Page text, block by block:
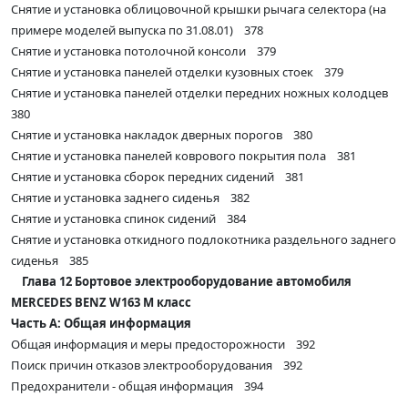
Снятие и установка облицовочной крышки рычага селектора (на
примере моделей выпуска по 31.08.01) 378
Снятие и установка потолочной консоли 379
Снятие и установка панелей отделки кузовных стоек 379
Снятие и установка панелей отделки передних ножных колодцев
380
Снятие и установка накладок дверных порогов 380
Снятие и установка панелей коврового покрытия пола 381
Снятие и установка сборок передних сидений 381
Снятие и установка заднего сиденья 382
Снятие и установка спинок сидений 384
Снятие и установка откидного подлокотника раздельного заднего
сиденья 385
Глава 12 Бортовое электрооборудование автомобиля
MERCEDES BENZ W163 M класс
Часть А: Общая информация
Общая информация и меры предосторожности 392
Поиск причин отказов электрооборудования 392
Предохранители - общая информация 394